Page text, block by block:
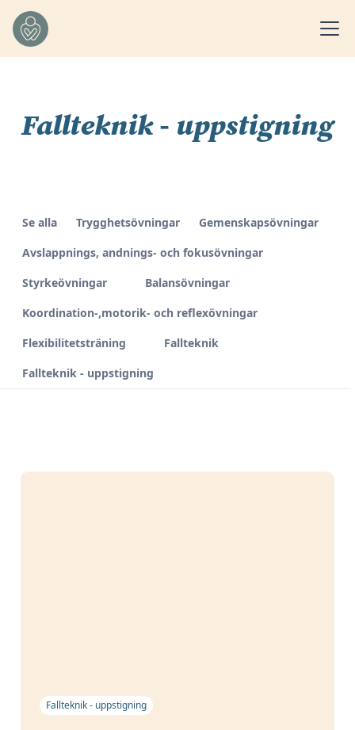
Fallteknik - uppstigning
Se alla Trygghetsövningar
Gemenskapsövningar
Avslappnings, andnings- och fokusövningar
Styrkeövningar
Balansövningar
Koordination-,motorik- och reflexövningar
Flexibilitetsträning
Fallteknik
Fallteknik - uppstigning
Fallteknik - uppstigning